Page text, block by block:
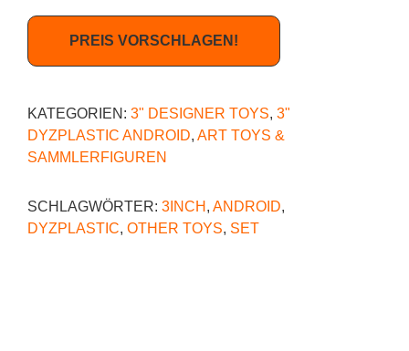
PREIS VORSCHLAGEN!
KATEGORIEN: 3" DESIGNER TOYS, 3"
DYZPLASTIC ANDROID, ART TOYS &
SAMMLERFIGUREN
SCHLAGWÖRTER: 3INCH , ANDROID,
DYZPLASTIC, OTHER TOYS, SET